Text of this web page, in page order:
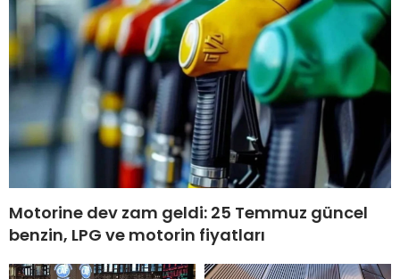
Motorine dev zam geldi: 25 Temmuz güncel
benzin, LPG ve motorin fiyatları